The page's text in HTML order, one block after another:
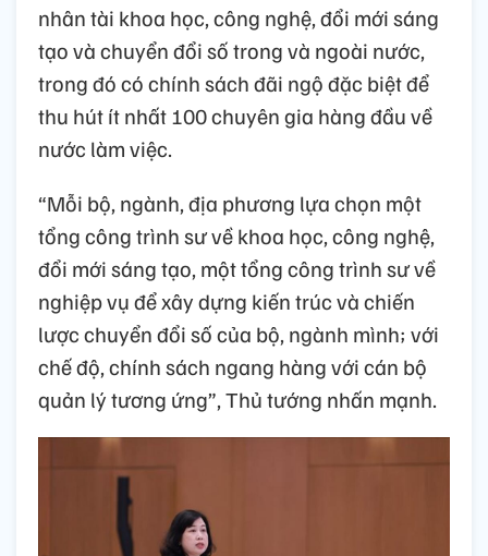
nhân tài khoa học, công nghệ, đổi mới sáng
tạo và chuyển đổi số trong và ngoài nước,
trong đó có chính sách đãi ngộ đặc biệt để
thu hút ít nhất 100 chuyên gia hàng đầu về
nước làm việc.
“Mỗi bộ, ngành, địa phương lựa chọn một
tổng công trình sư về khoa học, công nghệ,
đổi mới sáng tạo, một tổng công trình sư về
nghiệp vụ để xây dựng kiến trúc và chiến
lược chuyển đổi số của bộ, ngành mình; với
chế độ, chính sách ngang hàng với cán bộ
quản lý tương ứng”, Thủ tướng nhấn mạnh.